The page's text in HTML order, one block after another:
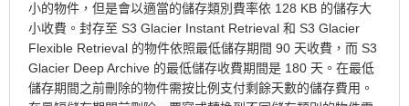
小的物件，但是會以適當的儲存類別費率依 128 KB 的儲存大
小收費。封存至 S3 Glacier Instant Retrieval 和 S3 Glacier
Flexible Retrieval 的物件依照最低儲存期間 90 天收費，而 S3
Glacier Deep Archive 的最低儲存收費期間是 180 天。在最低
儲存期間之前刪除的物件需按比例支付剩餘天數的儲存費用。